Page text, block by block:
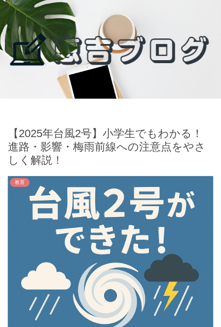
【2025年台風2号】小学生でもわかる！
進路・影響・梅雨前線への注意点をやさ
しく解説！
教育